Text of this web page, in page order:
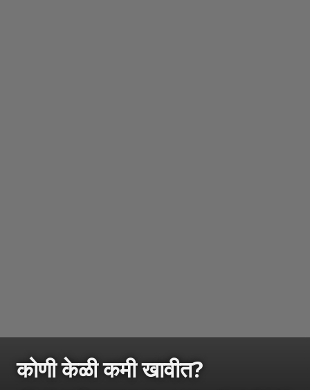
कोणी केळी कमी खावीत?